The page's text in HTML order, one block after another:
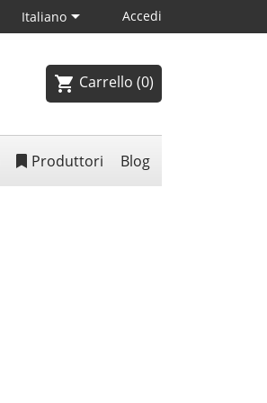
Italiano Accedi
shopping_cart Carrello (0)
Produttori Blog